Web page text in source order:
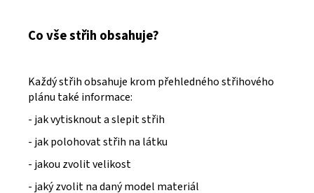
Co vše střih obsahuje?
Každý střih obsahuje krom přehledného střihového
plánu také informace:
- jak vytisknout a slepit střih
- jak polohovat střih na látku
- jakou zvolit velikost
- jaký zvolit na daný model materiál